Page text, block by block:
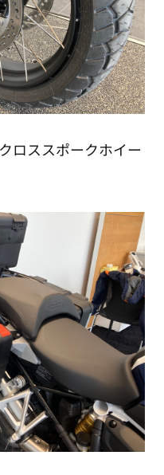
ロススポークホイー